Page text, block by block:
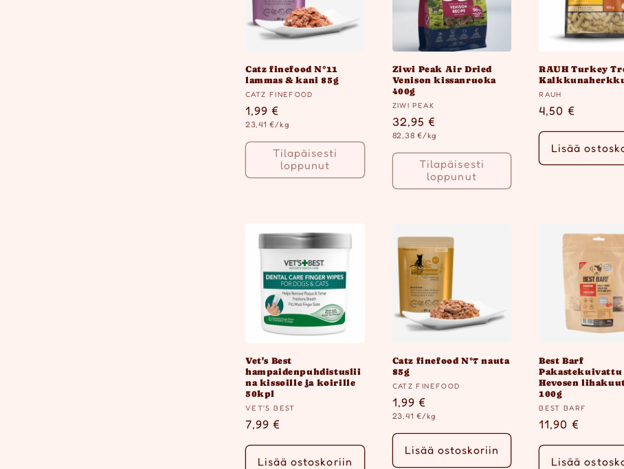
Catz finefood N°11
lammas & kani 85g
Myyjä:
CATZ FINEFOOD
Normaalihinta
1,99 €
Yksikköhinta
23,41 €/kg
Tilapäisesti
loppunut
Ziwi Peak Air Dried
Venison kissanruoka
400g
Myyjä:
ZIWI PEAK
Normaalihinta
32,95 €
Yksikköhinta
82,38 €/kg
Tilapäisesti
loppunut
RAUH Turkey
Myyjä:
RAUH
Normaalihinta
4,50 €
Lisää
Vet's Best
hampaidenpuhdistuslii
na kissoille ja koirille
50kpl
Myyjä:
VET'S BEST
Normaalihinta
7,99 €
Lisää ostoskoriin
Catz finefood N°7 nauta
85g
Myyjä:
CATZ FINEFOOD
Normaalihinta
1,99 €
Yksikköhinta
23,41 €/kg
Lisää ostoskoriin
Best Barf
Pakastekuivattu
Hevosen
100g
Myyjä:
BEST BARF
Normaalihinta
11,90 €
Lisää